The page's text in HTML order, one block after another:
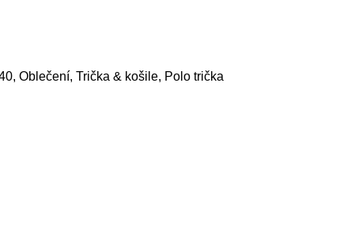
Oblečení, Trička & košile, Polo trička